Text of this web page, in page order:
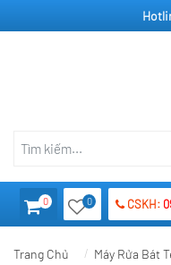
0 0 CSKH:
Trang Chủ
Máy Rửa Bát